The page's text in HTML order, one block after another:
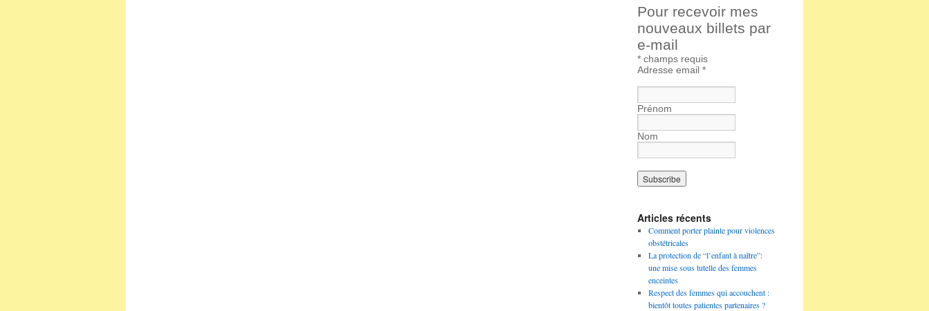
Pour recevoir mes
nouveaux billets par
e-mail
* champs requis
Adresse email *
Prénom
Nom
Articles récents
Comment porter plainte pour violences
obstétricales
La protection de “l’enfant à naître”:
une mise sous tutelle des femmes
enceintes
Respect des femmes qui accouchent :
bientôt toutes patientes partenaires ?